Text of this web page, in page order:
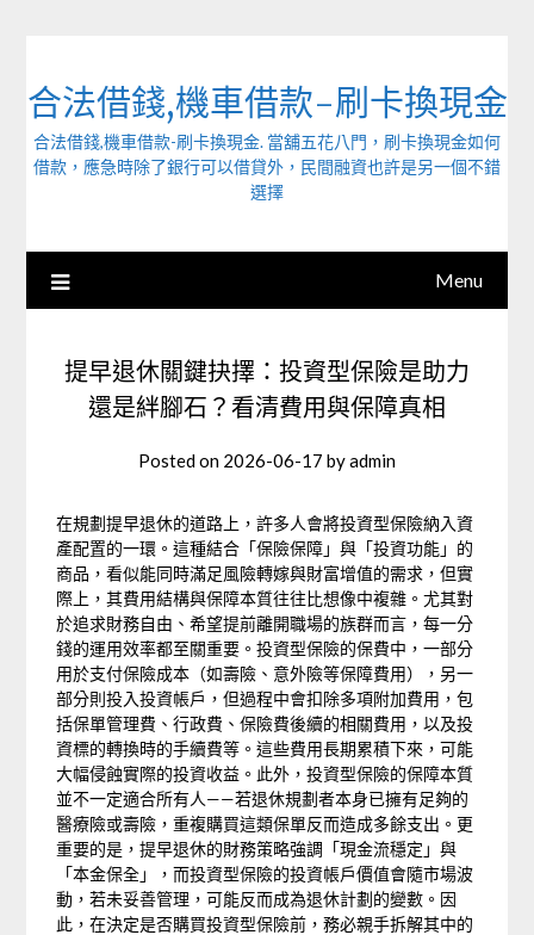
合法借錢,機車借款-刷卡換現金
合法借錢,機車借款-刷卡換現金. 當舖五花八門，刷卡換現金如何
借款，應急時除了銀行可以借貸外，民間融資也許是另一個不錯
選擇
Menu
提早退休關鍵抉擇：投資型保險是助力
還是絆腳石？看清費用與保障真相
Posted on 2026-06-17 byadmin
在規劃提早退休的道路上，許多人會將投資型保險納入資
產配置的一環。這種結合「保險保障」與「投資功能」的
商品，看似能同時滿足風險轉嫁與財富增值的需求，但實
際上，其費用結構與保障本質往往比想像中複雜。尤其對
於追求財務自由、希望提前離開職場的族群而言，每一分
錢的運用效率都至關重要。投資型保險的保費中，一部分
用於支付保險成本（如壽險、意外險等保障費用），另一
部分則投入投資帳戶，但過程中會扣除多項附加費用，包
括保單管理費、行政費、保險費後續的相關費用，以及投
資標的轉換時的手續費等。這些費用長期累積下來，可能
大幅侵蝕實際的投資收益。此外，投資型保險的保障本質
並不一定適合所有人——若退休規劃者本身已擁有足夠的
醫療險或壽險，重複購買這類保單反而造成多餘支出。更
重要的是，提早退休的財務策略強調「現金流穩定」與
「本金保全」，而投資型保險的投資帳戶價值會隨市場波
動，若未妥善管理，可能反而成為退休計劃的變數。因
此，在決定是否購買投資型保險前，務必親手拆解其中的